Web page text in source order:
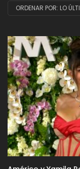
ORDENAR POR: LO